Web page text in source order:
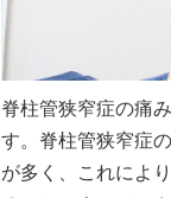
脊柱管狭窄症の痛
す。脊柱管狭窄症
が多く、これによ